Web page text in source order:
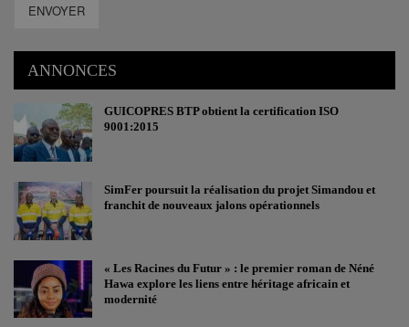
ENVOYER
ANNONCES
GUICOPRES BTP obtient la certification ISO
9001:2015
SimFer poursuit la réalisation du projet Simandou et
franchit de nouveaux jalons opérationnels
« Les Racines du Futur » : le premier roman de Néné
Hawa explore les liens entre héritage africain et
modernité